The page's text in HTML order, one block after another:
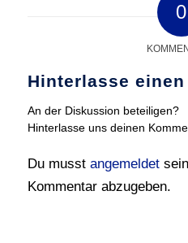
0
Hinterlasse
An der Diskussion beteiligen?
Hinterlasse uns deinen
Du musst angemeldet
Kommentar abzugeben.